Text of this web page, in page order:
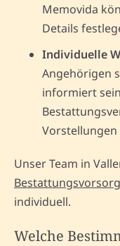
Memovida
Details
Individuelle
Angehörigen
informiert
Unser Team in
individuell.
Welche